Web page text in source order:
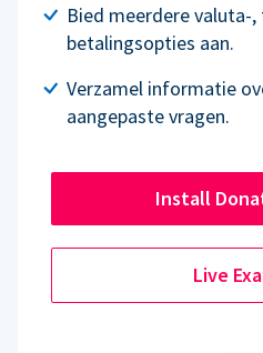
Bied meerdere valuta-,
betalingsopties aan.
Verzamel informatie
aangepaste vragen.
Install
Live